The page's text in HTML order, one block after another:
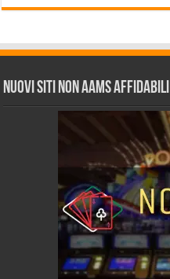
Nuovi siti non AAMS affidabili